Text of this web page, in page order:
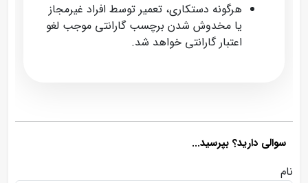
هرگونه دستکاری، تعمیر توسط افراد غیرمجاز
یا مخدوش شدن برچسب گارانتی موجب لغو
اعتبار گارانتی خواهد شد.
سوالی دارید؟ بپرسید...
نام